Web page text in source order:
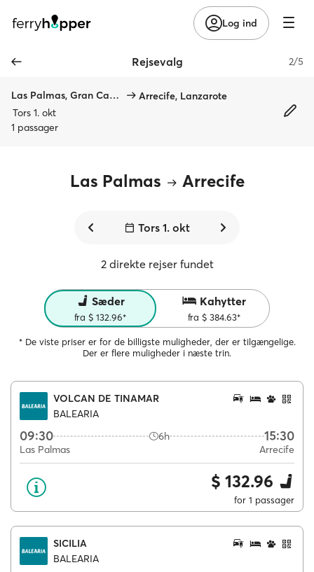
Log ind
Rejsevalg 2/5
Las Palmas, Gran Canaria
Arrecife, Lanzarote
Tors 1. okt
1 passager
Las Palmas Arrecife
Tors 1. okt
2 direkte rejser fundet
Sæder
fra $ 132.96*
Kahytter
fra $ 384.63*
* De viste priser er for de billigste muligheder, der er tilgængelige.
Der er flere muligheder i næste trin.
VOLCAN DE TINAMAR
BALEARIA
09:30 6h 15:30
Las Palmas Arrecife
$ 132.96
for 1 passager
SICILIA
BALEARIA